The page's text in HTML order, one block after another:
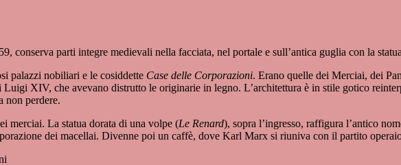
conserva parti integre medievali nella facciata, nel portale e sull’antica guglia con la
palazzi nobiliari e le cosiddette Case delle Corporazioni. Erano quelle dei Merciai, dei
XIV, che avevano distrutto le originarie in legno. L’architettura è in stile gotico
non perdere.
merciai. La statua dorata di una volpe (Le Renard), sopra l’ingresso, raffigura l’antico
dei macellai. Divenne poi un caffè, dove Karl Marx si riuniva con il partito